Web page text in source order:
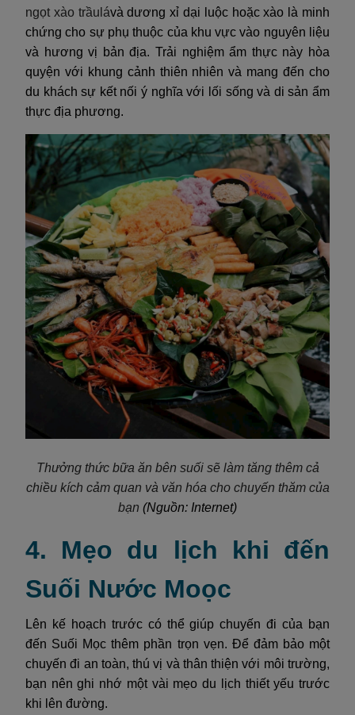
ngọt xào trầulávà dương xỉ dại luộc hoặc xào là minh
chứng cho sự phụ thuộc của khu vực vào nguyên liệu
và hương vị bản địa. Trải nghiệm ẩm thực này hòa
quyện với khung cảnh thiên nhiên và mang đến cho
du khách sự kết nối ý nghĩa với lối sống và di sản ẩm
thực địa phương.
Thưởng thức bữa ăn bên suối sẽ làm tăng thêm cả
chiều kích cảm quan và văn hóa cho chuyến thăm của
bạn (Nguồn: Internet)
4. Mẹo du lịch khi đến
Suối Nước Moọc
Lên kế hoạch trước có thể giúp chuyến đi của bạn
đến Suối Mọc thêm phần trọn vẹn. Để đảm bảo một
chuyến đi an toàn, thú vị và thân thiện với môi trường,
bạn nên ghi nhớ một vài mẹo du lịch thiết yếu trước
khi lên đường.